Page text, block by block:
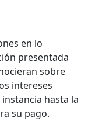
en lo
presentada
sobre
intereses
hasta la
su pago.